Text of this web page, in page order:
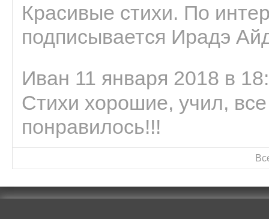
Красивые стихи. По
подписывается Ирадэ
Иван 11 января 2018 в
Стихи хорошие, учил,
понравилось!!!